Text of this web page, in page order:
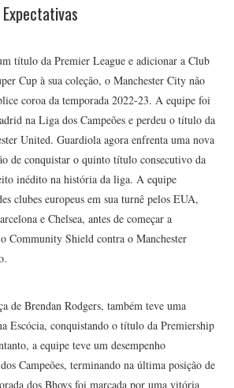
título da Premier League e adicionar a Club
Cup à sua coleção, o Manchester City não
coroa da temporada 2022-23. A equipe foi
na Liga dos Campeões e perdeu o título da
United. Guardiola agora enfrenta uma nova
de conquistar o quinto título consecutivo da
inédito na história da liga. A equipe
clubes europeus em sua turnê pelos EUA,
e Chelsea, antes de começar a
Community Shield contra o Manchester
de Brendan Rodgers, também teve uma
Escócia, conquistando o título da Premiership
a equipe teve um desempenho
Campeões, terminando na última posição de
dos Bhoys foi marcada por uma vitória